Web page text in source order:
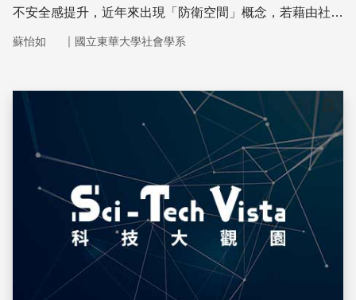
不安全感提升，近年來出現「防衛空間」概念，若藉由社區
一起守護家園，能更有效降低社區犯罪發生
蘇怡如 ｜ 國立東華大學社會學系
儲存